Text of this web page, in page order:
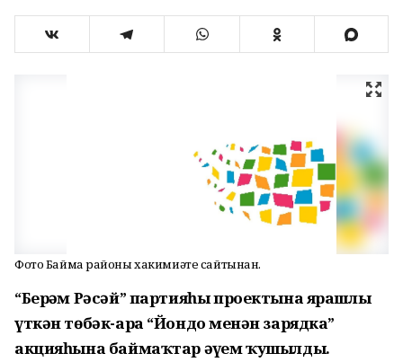
Фото Баймаҡ районы хакимиәте сайтынан.
“Берҙәм Рәсәй” партияһы проектына ярашлы
үткән төбәк-ара “Йондоҙ менән зарядка”
акцияһына баймаҡтар әүҙем ҡушылды.